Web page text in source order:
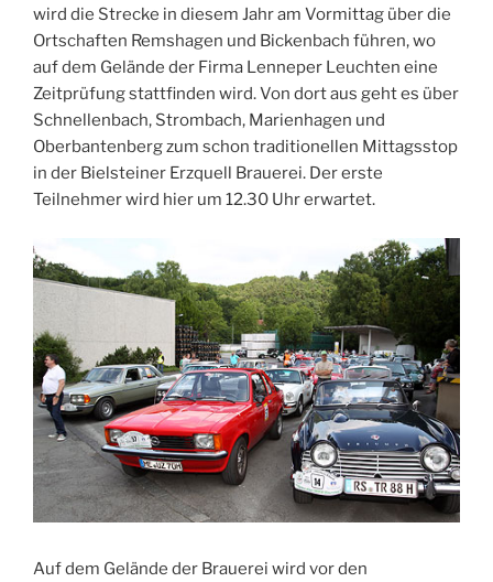
wird die Strecke in diesem Jahr am Vormittag über die
Ortschaften Remshagen und Bickenbach führen, wo
auf dem Gelände der Firma Lenneper Leuchten eine
Zeitprüfung stattfinden wird. Von dort aus geht es über
Schnellenbach, Strombach, Marienhagen und
Oberbantenberg zum schon traditionellen Mittagsstop
in der Bielsteiner Erzquell Brauerei. Der erste
Teilnehmer wird hier um 12.30 Uhr erwartet.
Auf dem Gelände der Brauerei wird vor den